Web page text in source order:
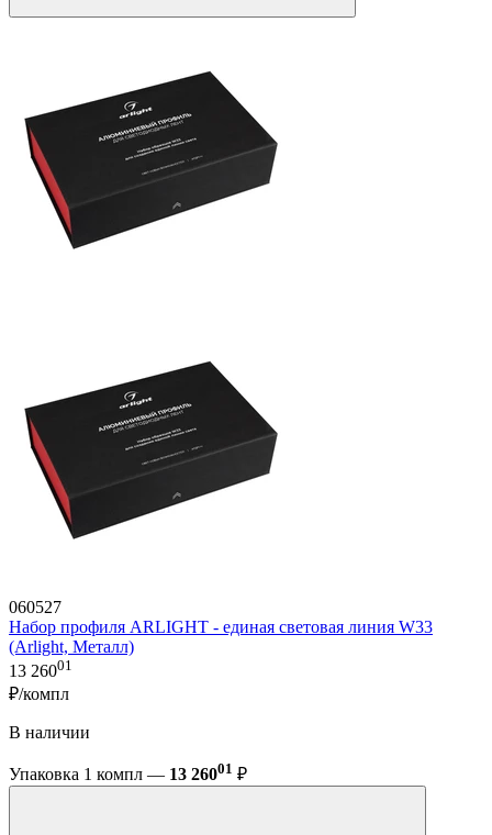
060527
Набор профиля ARLIGHT - единая световая линия W33
(Arlight, Металл)
13 26001
₽/компл
В наличии
Упаковка 1 компл — 13 26001 ₽